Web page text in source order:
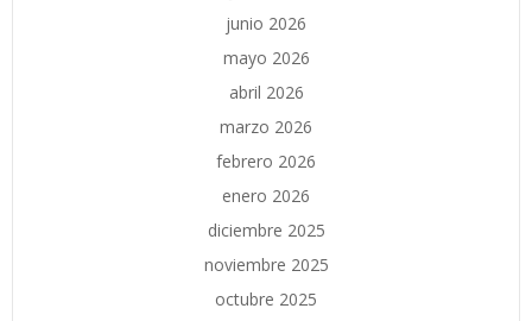
junio 2026
mayo 2026
abril 2026
marzo 2026
febrero 2026
enero 2026
diciembre 2025
noviembre 2025
octubre 2025